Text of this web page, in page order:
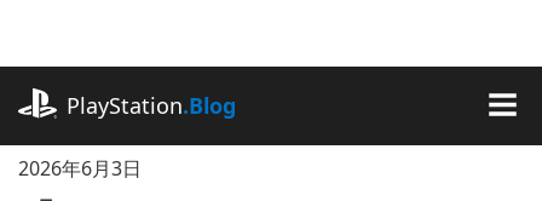
に
ッ
PlayStation.Blog
2026年6月3日